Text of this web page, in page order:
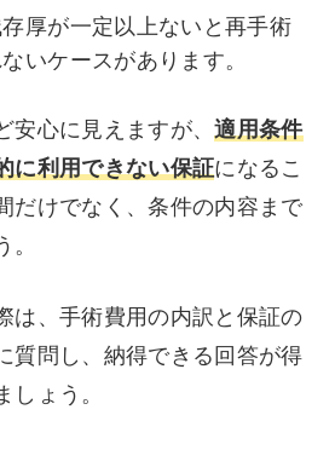
厚が一定以上ないと再手術
いケースがあります。
安心に見えますが、適用条件
に利用できない保証になるこ
だけでなく、条件の内容まで
は、手術費用の内訳と保証の
質問し、納得できる回答が得
しょう。